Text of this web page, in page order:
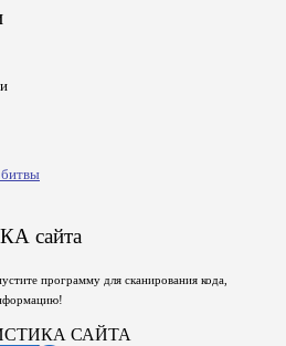
сайта
программу для сканирования кода,
САЙТА